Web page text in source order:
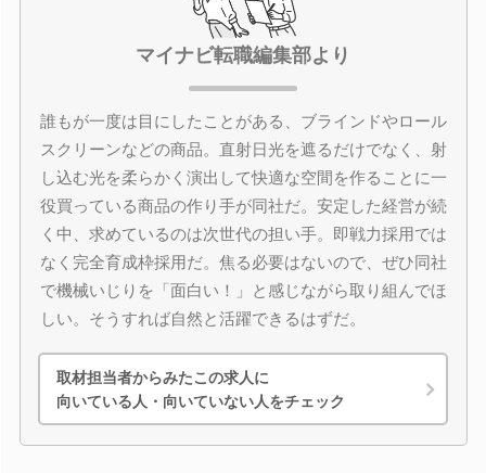
マイナビ転職編集部より
誰もが一度は目にしたことがある、ブラインドやロール
スクリーンなどの商品。直射日光を遮るだけでなく、射
し込む光を柔らかく演出して快適な空間を作ることに一
役買っている商品の作り手が同社だ。安定した経営が続
く中、求めているのは次世代の担い手。即戦力採用では
なく完全育成枠採用だ。焦る必要はないので、ぜひ同社
で機械いじりを「面白い！」と感じながら取り組んでほ
しい。そうすれば自然と活躍できるはずだ。
取材担当者からみたこの求人に
向いている人・向いていない人をチェック